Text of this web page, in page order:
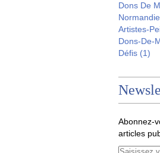
Dons De
Normandie
Artistes-
Dons-De-
Défis (1)
Abonnez-
articles